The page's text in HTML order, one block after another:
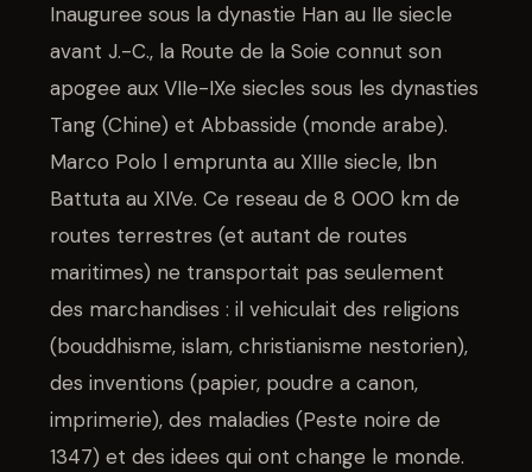
Inauguree sous la dynastie Han au IIe siecle
avant J.-C., la Route de la Soie connut son
apogee aux VIIe-IXe siecles sous les dynasties
Tang (Chine) et Abbasside (monde arabe).
Marco Polo l emprunta au XIIIe siecle, Ibn
Battuta au XIVe. Ce reseau de 8 000 km de
routes terrestres (et autant de routes
maritimes) ne transportait pas seulement
des marchandises : il vehiculait des religions
(bouddhisme, islam, christianisme nestorien),
des inventions (papier, poudre a canon,
imprimerie), des maladies (Peste noire de
1347) et des idees qui ont change le monde.